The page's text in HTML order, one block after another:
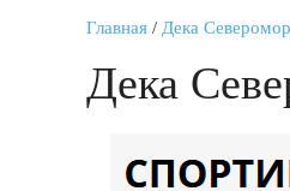
Главная / Дека
Дека